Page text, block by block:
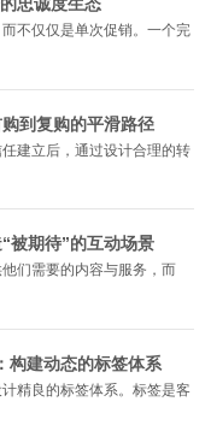
不仅仅是单次促销。一个完
到复购的平滑路径
建立后，通过设计合理的转
被期待”的互动场景
们需要的内容与服务，而
构建动态的标签体系
精良的标签体系。标签是客